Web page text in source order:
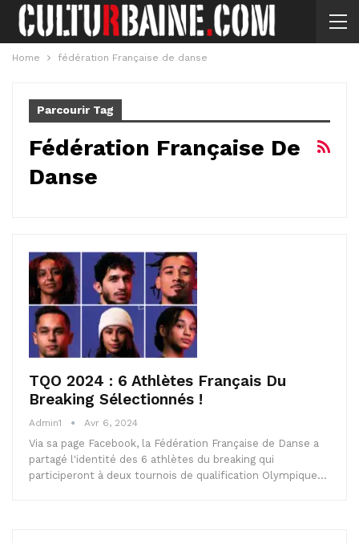
Home fédération Française de danse
Parcourir Tag
Fédération Française De
Danse
TQO 2024 : 6 Athlètes Français Du
Breaking Sélectionnés !
Admin1 Avr 6, 2024
Via sa page Facebook, la Fédération Française de Danse a
partagé l'identité des 6 athlètes du breaking qui
participeront à deux tournois de qualification Olympique…